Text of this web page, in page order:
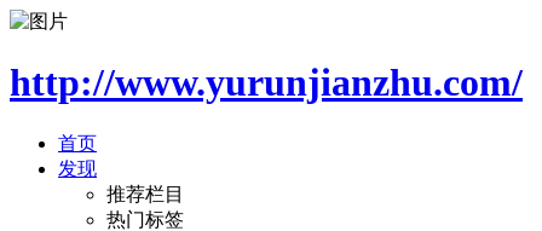
http://www.yurunjianzhu.com/
首页
发现
推荐栏目
热门标签